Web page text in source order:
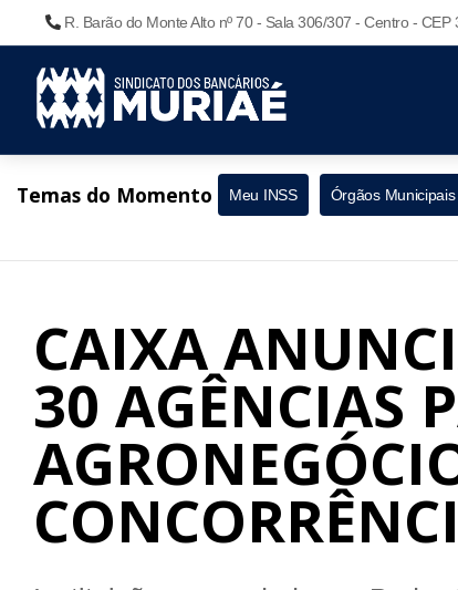
R. Barão do Monte Alto nº 70 - Sala 306/307 - Centro -
Temas do Momento Meu INSS Órgãos Municipais
CAIXA
30 AGÊNCIAS